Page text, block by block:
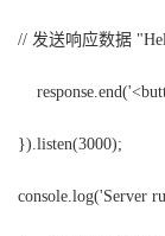
// 发送响应数据
}).listen(3000);
console.log('Server